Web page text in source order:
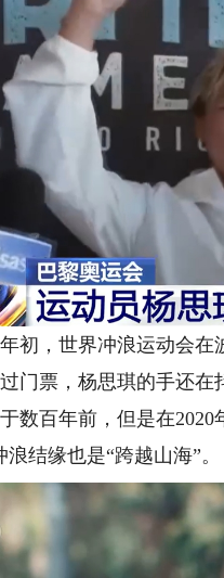
，世界冲浪运动会在
门票，杨思琪的手还在
百年前，但是在2020
结缘也是“跨越山海”。